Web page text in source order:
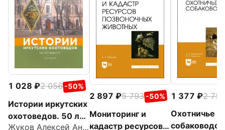
1 028 2 056 -50%
Истории иркутских
охотоведов. 50 лет
вместе. Том 3
Жуков Алексей Анатольевич
2 897 5 793 -50%
Мониторинг и
кадастр ресурсов
1 377
2 754
Охотничье